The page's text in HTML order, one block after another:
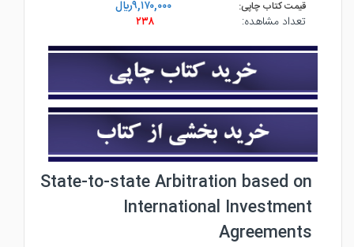
قیمت کتاب چاپی:
۹,۱۷۰,۰۰۰ريال
تعداد مشاهده:
۲۳۸
State-to-state Arbitration based on
International Investment
Agreements